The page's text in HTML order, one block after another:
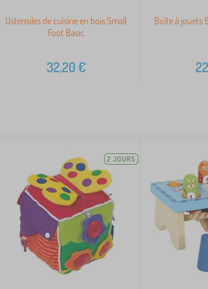
Ustensiles de cuisine en bois Small
Foot Basic
32,20€
Boîte à jouets
2 JOURS